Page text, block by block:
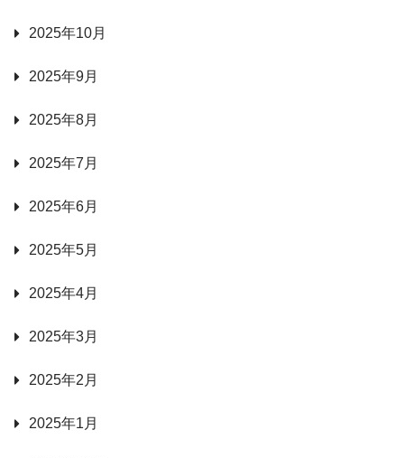
2025年10月
2025年9月
2025年8月
2025年7月
2025年6月
2025年5月
2025年4月
2025年3月
2025年2月
2025年1月